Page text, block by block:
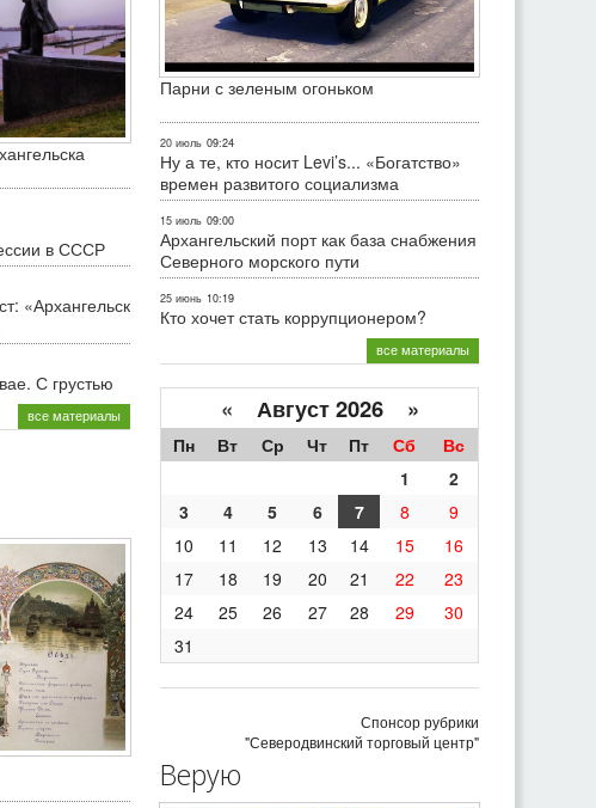
в СССР
«Архангельск
С грустью
все материалы
Парни с зеленым огоньком
20 июль 09:24
Ну а те, кто носит Levi’s... «Богатство»
времен развитого социализма
15 июль 09:00
Архангельский порт как база снабжения
Северного морского пути
25 июнь 10:19
Кто хочет стать коррупционером?
все материалы
« Август 2026 »
Пн Вт Ср Чт Пт Сб
Вс
1
2
3
4 5 6 7 8
9
10
11 12 13 14 15
16
17
18 19 20 21 22
23
24
25 26 27 28 29
30
31
Спонсор рубрики
"Северодвинский торговый центр"
Верую